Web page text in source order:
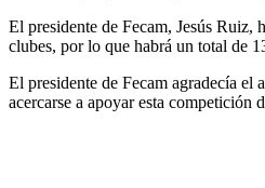
El presidente de Fecam, Jesús Ruiz,
clubes, por lo que habrá un total de
El presidente de Fecam agradecía el
acercarse a apoyar esta competición